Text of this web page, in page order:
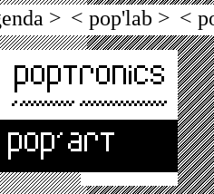
> < pop'lab > <